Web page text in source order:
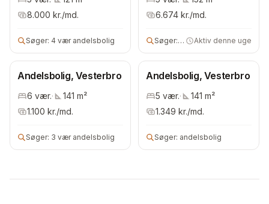
8.000 kr./md.
Søger: 4 vær andelsbolig
6.674 kr./md.
Søger:4 vær andelsbolig
Aktiv denne uge
Andelsbolig, Vesterbro
6 vær.· 141 m²
1.100 kr./md.
Søger: 3 vær andelsbolig
Andelsbolig, Vesterbro
5 vær.· 141 m²
1.349 kr./md.
Søger: andelsbolig